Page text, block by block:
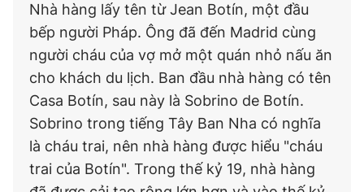
Nhà hàng lấy tên từ Jean Botín, một đầu
bếp người Pháp. Ông đã đến Madrid cùng
người cháu của vợ mở một quán nhỏ nấu ăn
cho khách du lịch. Ban đầu nhà hàng có tên
Casa Botín, sau này là Sobrino de Botín.
Sobrino trong tiếng Tây Ban Nha có nghĩa
là cháu trai, nên nhà hàng được hiểu "cháu
trai của Botín". Trong thế kỷ 19, nhà hàng